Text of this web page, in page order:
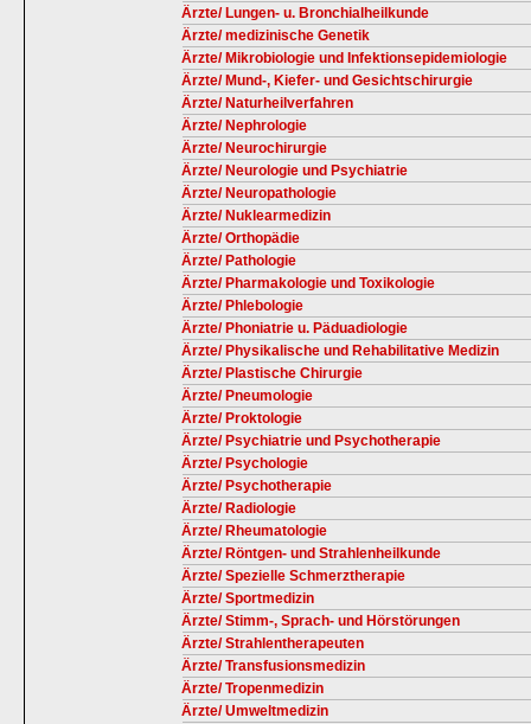
Ärzte/ Lungen- u. Bronchialheilkunde
Ärzte/ medizinische Genetik
Ärzte/ Mikrobiologie und Infektionsepidemiologie
Ärzte/ Mund-, Kiefer- und Gesichtschirurgie
Ärzte/ Naturheilverfahren
Ärzte/ Nephrologie
Ärzte/ Neurochirurgie
Ärzte/ Neurologie und Psychiatrie
Ärzte/ Neuropathologie
Ärzte/ Nuklearmedizin
Ärzte/ Orthopädie
Ärzte/ Pathologie
Ärzte/ Pharmakologie und Toxikologie
Ärzte/ Phlebologie
Ärzte/ Phoniatrie u. Päduadiologie
Ärzte/ Physikalische und Rehabilitative Medizin
Ärzte/ Plastische Chirurgie
Ärzte/ Pneumologie
Ärzte/ Proktologie
Ärzte/ Psychiatrie und Psychotherapie
Ärzte/ Psychologie
Ärzte/ Psychotherapie
Ärzte/ Radiologie
Ärzte/ Rheumatologie
Ärzte/ Röntgen- und Strahlenheilkunde
Ärzte/ Spezielle Schmerztherapie
Ärzte/ Sportmedizin
Ärzte/ Stimm-, Sprach- und Hörstörungen
Ärzte/ Strahlentherapeuten
Ärzte/ Transfusionsmedizin
Ärzte/ Tropenmedizin
Ärzte/ Umweltmedizin